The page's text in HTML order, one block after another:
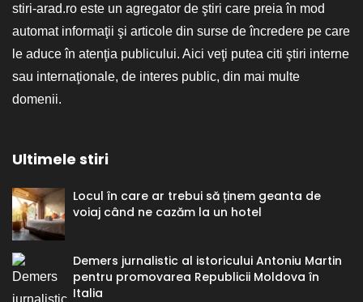
stiri-arad.ro este un agregator de ştiri care preia în mod
automat informaţii şi articole din surse de încredere pe care
le aduce în atenţia publicului. Aici veţi putea citi ştiri interne
sau internaţionale, de interes public, din mai multe
domenii.
Ultimele stiri
Locul în care ar trebui să ținem geanta de
voiaj când ne cazăm la un hotel
Demers jurnalistic al istoricului Antoniu Martin
pentru promovarea Republicii Moldova în
Italia